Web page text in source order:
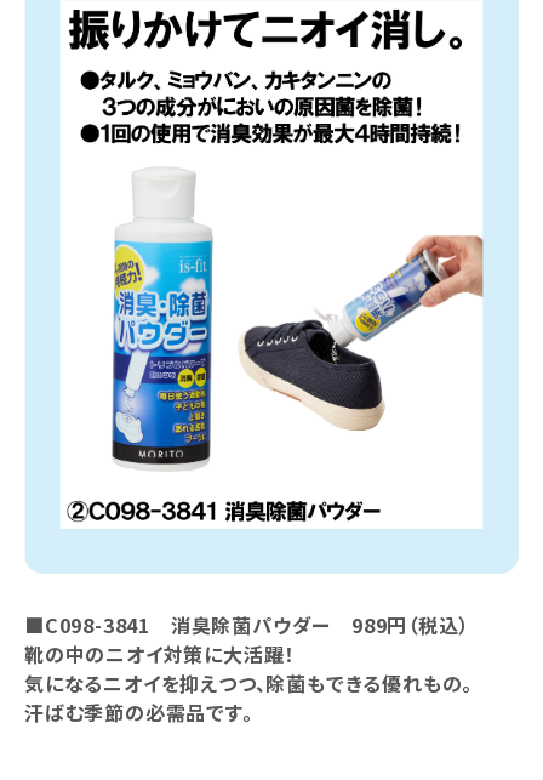
■C098-3841 消臭除菌パウダー 989円（税込）
靴の中のニオイ対策に大活躍！
気になるニオイを抑えつつ、除菌もできる優れもの。
汗ばむ季節の必需品です。